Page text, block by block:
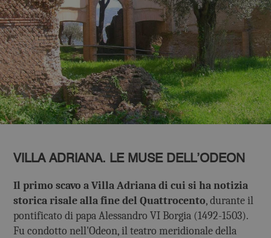
VILLA ADRIANA. LE MUSE DELL’ODEON
Il primo scavo a Villa Adriana di cui si ha notizia
storica risale alla fine del Quattrocento, durante il
pontificato di papa Alessandro VI Borgia (1492-1503).
Fu condotto nell'Odeon, il teatro meridionale della